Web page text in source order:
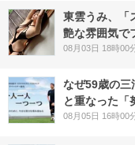
東雲うみ、「
艶な雰囲気で
08月03日 18時00
なぜ59歳の
と重なった「
08月05日 16時00